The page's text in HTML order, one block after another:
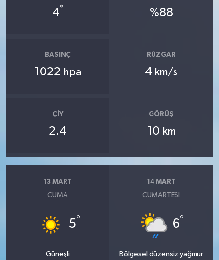
4° %88
BASINÇ
1022 hpa
RÜZGAR
4 km/s
ÇIY
2.4
GÖRÜŞ
10 km
13 MART
CUMA
5°
Güneşli
14 MART
CUMARTESI
6°
Bölgesel düzensiz yağmur